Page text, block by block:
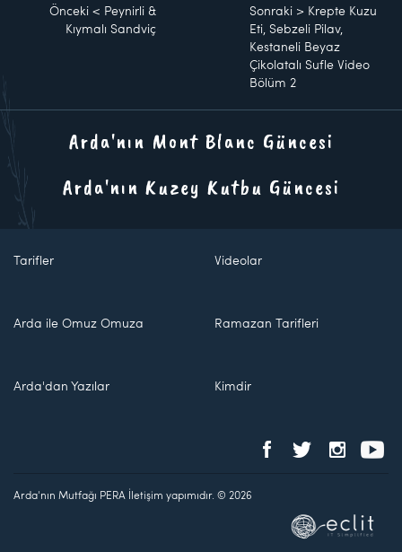
Önceki < Peynirli &
Kıymalı Sandviç
Sonraki > Krepte Kuzu
Eti, Sebzeli Pilav,
Kestaneli Beyaz
Çikolatalı Sufle Video
Bölüm 2
Arda'nın Mont Blanc Güncesi
Arda'nın Kuzey Kutbu Güncesi
Tarifler Videolar
Arda ile Omuz Omuza Ramazan Tarifleri
Arda'dan Yazılar Kimdir
Arda'nın Mutfağı PERA İletişim yapımıdır. © 2026